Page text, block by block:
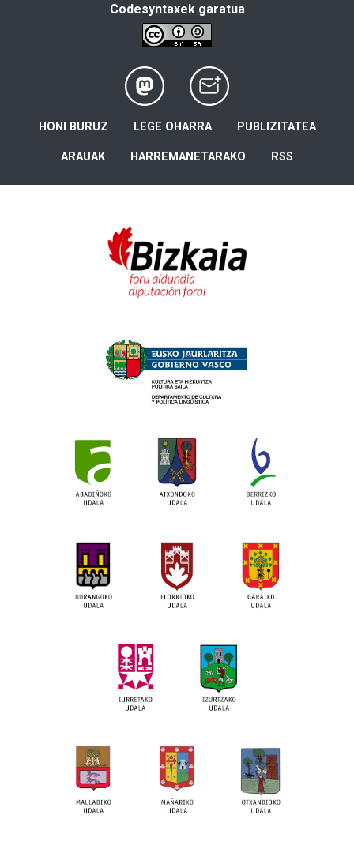
Codesyntaxek garatua
HONI BURUZ LEGE OHARRA PUBLIZITATEA
ARAUAK HARREMANETARAKO RSS